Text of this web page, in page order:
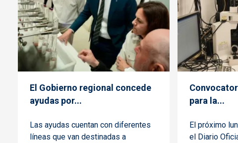
El Gobierno regional concede
ayudas por...
Las ayudas cuentan con diferentes
líneas que van destinadas a
para la...
El próximo
el Diario